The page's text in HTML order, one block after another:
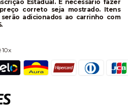
Estadual. É necessário fazer
correto seja mostrado. Itens
adicionados ao carrinho com
10x